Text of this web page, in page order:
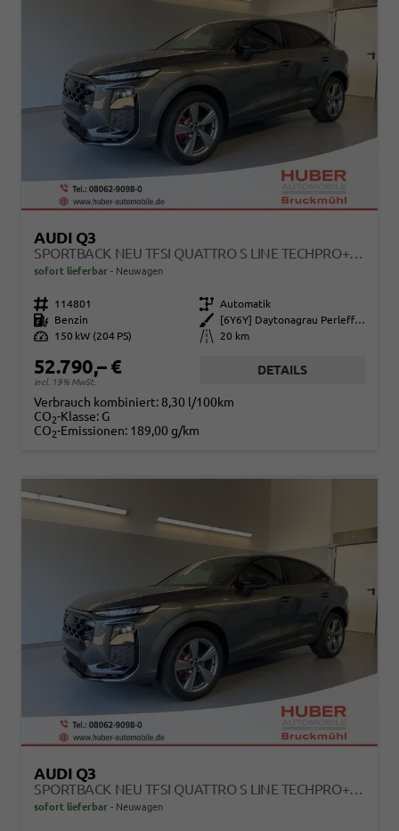
AUDI Q3
SPORTBACK NEU TFSI QUATTRO S LINE TECHPRO+MATRIX+AHK+ALU19+KLIMAPLUS+EXTSCHWARZ+DCC
sofort lieferbar Neuwagen
Fahrzeugnr. 114801 Getriebe Automatik
Kraftstoff
Benzin Außenfarbe
[6Y6Y] Daytonagrau Perleffekt
Leistung
150 kW (204 PS) Kilometerstand 20 km
52.790,– €
incl. 19% MwSt.
DETAILS
Verbrauch kombiniert: 8,30 l/100km
CO2-Klasse: G
CO2-Emissionen: 189,00 g/km
AUDI Q3
SPORTBACK NEU TFSI QUATTRO S LINE TECHPRO+MATRIX+AHK+ALU19+KLIMAPLUS+EXTSCHWARZ+DCC
sofort lieferbar Neuwagen